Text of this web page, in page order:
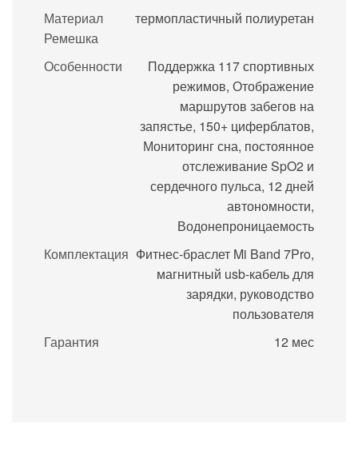
Материал
Ремешка
термопластичный полиуретан
Особенности
Поддержка 117 спортивных
режимов, Отображение
маршрутов забегов на
запястье, 150+ циферблатов,
Мониторинг сна, постоянное
отслеживание SpO2 и
сердечного пульса, 12 дней
автономности,
Водонепроницаемость
Комплектация Фитнес-браслет Mi Band 7Pro,
магнитный usb-кабель для
зарядки, руководство
пользователя
Гарантия
12 мес